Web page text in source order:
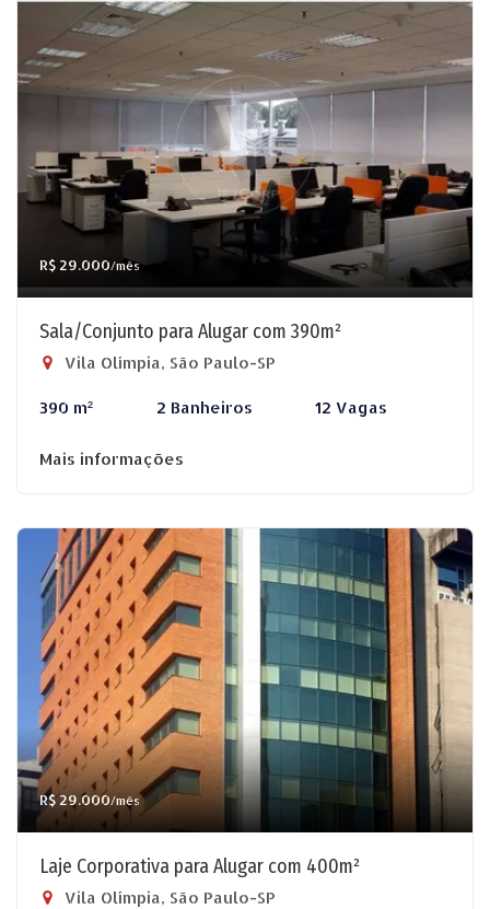
R$ 29.000/mês
Sala/Conjunto para Alugar com 390m²
Vila Olímpia, São Paulo-SP
390 m² 2 Banheiros 12 Vagas
Mais informações
R$ 29.000/mês
Laje Corporativa para Alugar com 400m²
Vila Olímpia, São Paulo-SP